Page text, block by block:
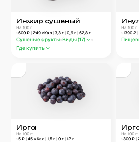
Инжир сушеный
На 100 г:
~600 ₽| 249 кКал| 3,3 г| 0,9 г| 62,8 г
Сушеные фрукты Виды (17)
Где купить
На 100 г:
~1390 ₽ |
Ирга
На 100 г:
~5 ₽| 45 кКал| 1,5 г| 0 г| 12 г
На 100 г:
~300 ₽ |